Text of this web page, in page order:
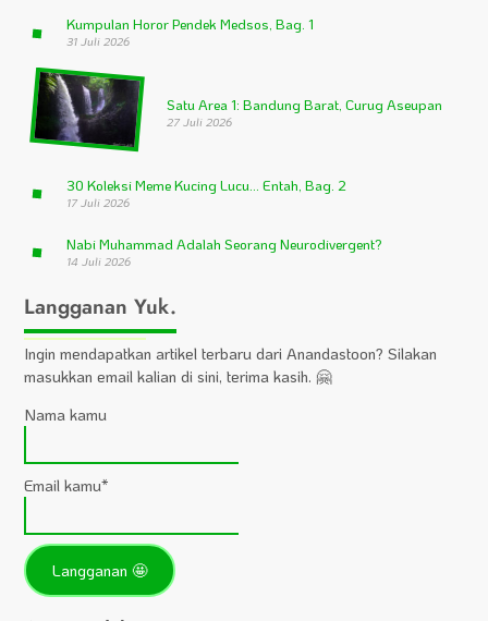
Kumpulan Horor Pendek Medsos, Bag. 1
31 Juli 2026
Satu Area 1: Bandung Barat, Curug Aseupan
27 Juli 2026
30 Koleksi Meme Kucing Lucu… Entah, Bag. 2
17 Juli 2026
Nabi Muhammad Adalah Seorang Neurodivergent?
14 Juli 2026
Langganan Yuk.
Ingin mendapatkan artikel terbaru dari Anandastoon? Silakan
masukkan email kalian di sini, terima kasih. 🤗
Nama kamu
Email kamu*